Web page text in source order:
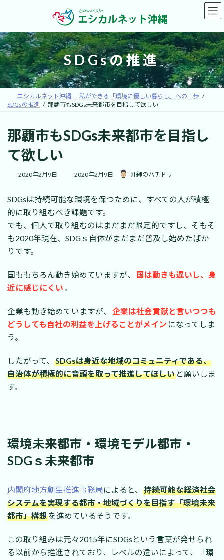
ン
ツ
へ
ス
キ
ッ
ー
シ
ョ
ン
に
移
SDGsの推進
エシカルネット沖縄 － 私ができる「環境に優しい暮らし」への一歩
SDGsの推進
那覇市もSDGs未来都市を目指して欲しい
那覇市もSDGs未来都市を目指し
て欲しい
2020年2月9日
最
新
日
時
:
2020年2月9日 沖縄のハチドリ
SDGsは持続可能な環境を保つために、すべての人が積極
的に取り組むべき課題です。
でも、個人で取り組むのはまだまだ限定的ですし、そもそ
も2020年現在、SDGｓ自体がまだまだ普及し始めたばか
りです。
国ももちろん動き始めていますが、
国は動きも遅いし、身
近に感じにくい 。
企業も動き始めていますが、
企業は社会貢献と言いつつも
どうしても自社の利益を上げることがメイン になってしま
う。
したがって、
SDGsは身近な地域のコミュニティである、
自治体が積極的に音頭を取って推進してほしい と願いしま
す。
環境未来都市・環境モデル都市・
SDGｓ未来都市
内閣府地方創生推進事務局によると、
持続可能な経済社会
システムを実現する都市・地域づくりを目指す「環境未来
都市」構想を進めているそうです。
この取り組みは元々2015年にSDGsという言葉が発せられ
る以前から推進されており、レベルの違いによって、「環